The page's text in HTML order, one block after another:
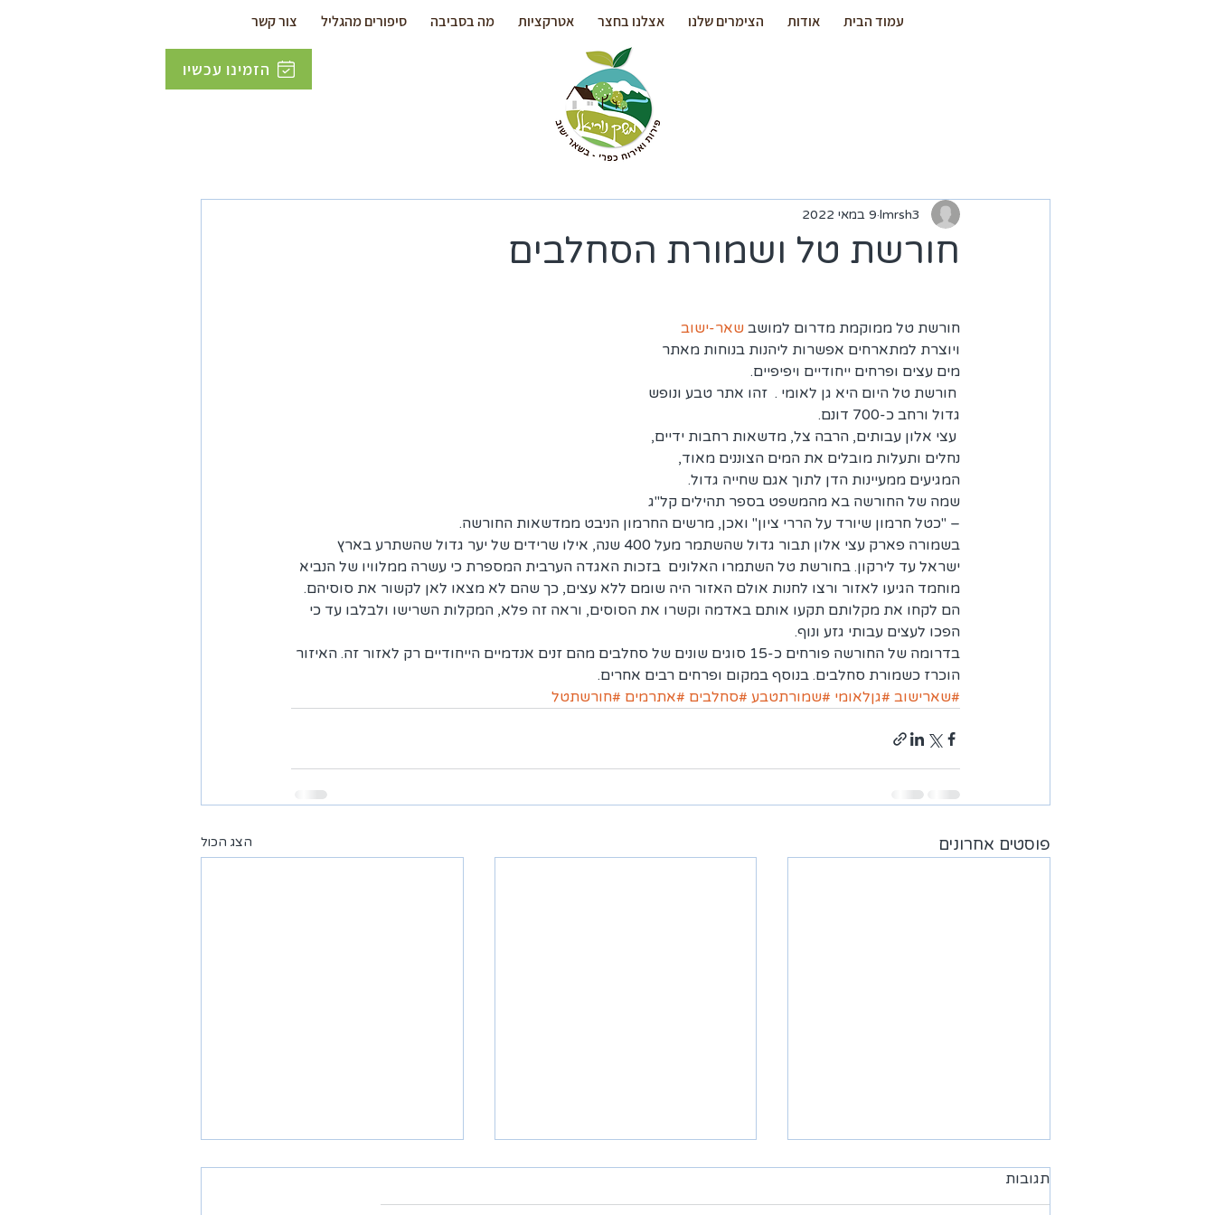
עמוד הבית אודות הצימרים שלנו אצלנו בחצר אטרקציות מה בסביבה סיפורים מהגליל צור קשר
הזמינו עכשיו
חורשת טל ושמורת הסחלבים
lmrsh3 9 במאי 2022
חורשת טל ממוקמת מדרום למושב שאר-ישוב
ויוצרת למתארחים אפשרות ליהנות בנוחות מאתר
מים עצים ופרחים ייחודיים ויפיפיים.
חורשת טל היום היא גן לאומי .  זהו אתר טבע ונופש
גדול ורחב כ-700 דונם.
עצי אלון עבותים, הרבה צל, מדשאות רחבות ידיים,
נחלים ותעלות מובלים את המים הצוננים מאוד,
המגיעים ממעיינות הדן לתוך אגם שחייה גדול.
שמה של החורשה בא מהמשפט בספר תהילים קל"ג
– "כטל חרמון שיורד על הררי ציון" ואכן, מרשים החרמון הניבט ממדשאות החורשה.
בשמורה פארק עצי אלון תבור גדול שהשתמר מעל 400 שנה, אילו שרידים של יער גדול שהשתרע בארץ
ישראל עד לירקון. בחורשת טל השתמרו האלונים  בזכות האגדה הערבית המספרת כי עשרה ממלוויו של הנביא
מוחמד הגיעו לאזור ורצו לחנות אולם האזור היה שומם ללא עצים, כך שהם לא מצאו לאן לקשור את סוסיהם.
הם לקחו את מקלותם תקעו אותם באדמה וקשרו את הסוסים, וראה זה פלא, המקלות השרישו ולבלבו עד כי
הפכו לעצים עבותי גזע ונוף.
בדרומה של החורשה פורחים כ-15 סוגים שונים של סחלבים מהם זנים אנדמיים הייחודיים רק לאזור זה. האיזור
הוכרז כשמורת סחלבים. בנוסף במקום ופרחים רבים אחרים.
#שארישוב #גןלאומי #שמורתטבע #סחלבים #אתרמים #חורשתטל
פוסטים אחרונים הצג הכול
תגובות